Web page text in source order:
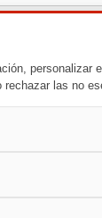
personalizar
las no